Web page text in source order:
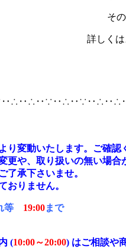
そ
詳しく
り変動いたします。ご確認
更や、取り扱いの無い場合
承下さいませ。
おりません。
等 19:00まで
(10:00～20:00) はご相談や